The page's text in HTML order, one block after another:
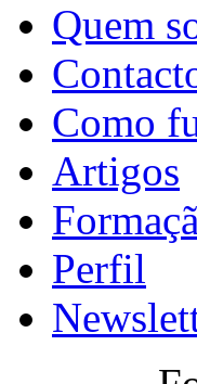
Quem
Como
Artigos
Perfil